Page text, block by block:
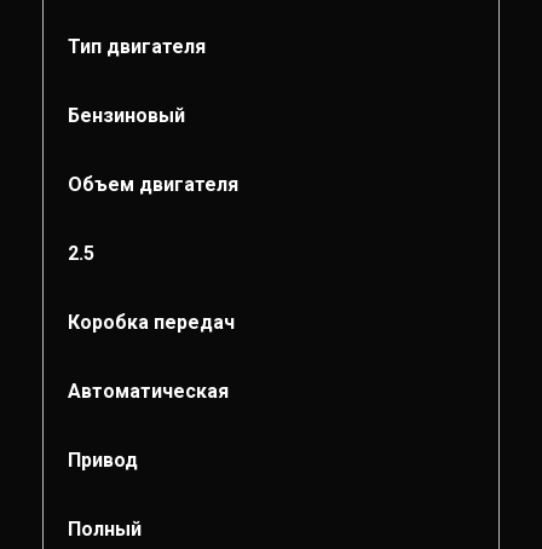
Тип двигателя
Бензиновый
Объем двигателя
2.5
Коробка передач
Автоматическая
Привод
Полный